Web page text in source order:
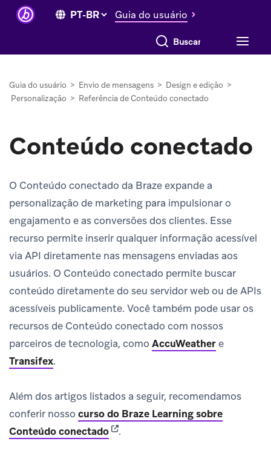
Guia do usuário
Buscar tudo
Guia do usuário > Envio de mensagens > Design e edição >
Personalização > Referência de Conteúdo conectado
Conteúdo conectado
O Conteúdo conectado da Braze expande a
personalização de marketing para impulsionar o
engajamento e as conversões dos clientes. Esse
recurso permite inserir qualquer informação acessível
via API diretamente nas mensagens enviadas aos
usuários. O Conteúdo conectado permite buscar
conteúdo diretamente do seu servidor web ou de APIs
acessíveis publicamente. Você também pode usar os
recursos de Conteúdo conectado com nossos
parceiros de tecnologia, como AccuWeathere
Transifex.
Além dos artigos listados a seguir, recomendamos
conferir nosso curso do Braze Learning sobre
Conteúdo conectado(opens in new tab)
.